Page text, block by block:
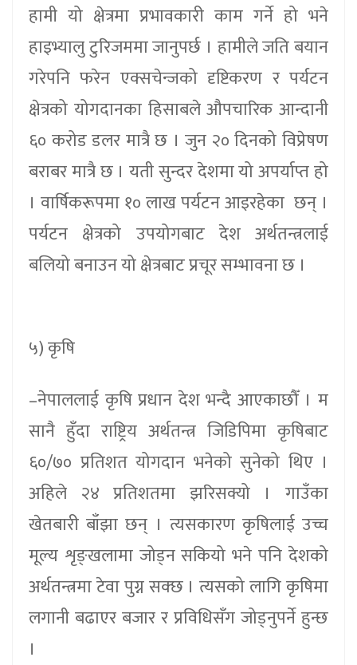
हामी यो क्षेत्रमा प्रभावकारी काम गर्ने हो भने
हाइभ्यालु टुरिजममा जानुपर्छ । हामीले जति बयान
गरेपनि फरेन एक्सचेन्जको दृष्टिकरण र पर्यटन
क्षेत्रको योगदानका हिसाबले औपचारिक आन्दानी
६० करोड डलर मात्रै छ । जुन २० दिनको विप्रेषण
बराबर मात्रै छ । यती सुन्दर देशमा यो अपर्याप्त हो
। वार्षिकरूपमा १० लाख पर्यटन आइरहेका छन् ।
पर्यटन क्षेत्रको उपयोगबाट देश अर्थतन्त्रलाई
बलियो बनाउन यो क्षेत्रबाट प्रचूर सम्भावना छ ।
५) कृषि
–नेपाललाई कृषि प्रधान देश भन्दै आएकाछौँ । म
सानै हुँदा राष्ट्रिय अर्थतन्त्र जिडिपिमा कृषिबाट
६०/७० प्रतिशत योगदान भनेको सुनेको थिए ।
अहिले २४ प्रतिशतमा झरिसक्यो । गाउँका
खेतबारी बाँझा छन् । त्यसकारण कृषिलाई उच्च
मूल्य शृङ्खलामा जोड्न सकियो भने पनि देशको
अर्थतन्त्रमा टेवा पुग्न सक्छ । त्यसको लागि कृषिमा
लगानी बढाएर बजार र प्रविधिसँग जोड्नुपर्ने हुन्छ
।